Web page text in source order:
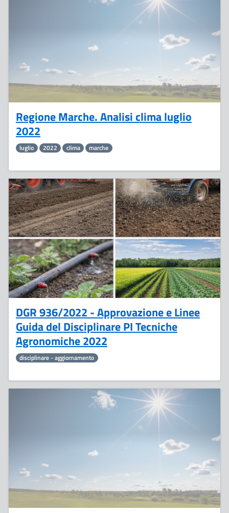
Regione Marche. Analisi clima luglio
2022
luglio 2022 clima marche
25
Luglio
DGR 936/2022 - Approvazione e Linee
Guida del Disciplinare PI Tecniche
Agronomiche 2022
disciplinare - aggiornamento